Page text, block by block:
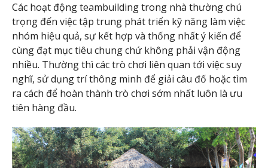
Các hoạt động teambuilding trong nhà thường chú
trọng đến việc tập trung phát triển kỹ năng làm việc
nhóm hiệu quả, sự kết hợp và thống nhất ý kiến để
cùng đạt mục tiêu chung chứ không phải vận động
nhiều. Thường thì các trò chơi liên quan tới việc suy
nghĩ, sử dụng trí thông minh để giải câu đố hoặc tìm
ra cách để hoàn thành trò chơi sớm nhất luôn là ưu
tiên hàng đầu.